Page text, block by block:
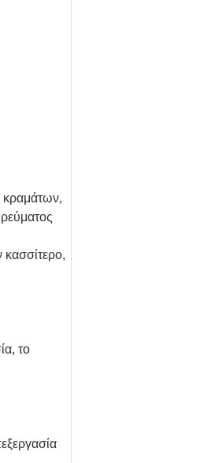
κραμάτων,
το